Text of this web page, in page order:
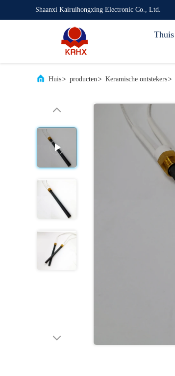
Shaanxi Kairuihongxing Electronic Co., Ltd.
Thuis
Huis> producten> Keramische ontstekers>